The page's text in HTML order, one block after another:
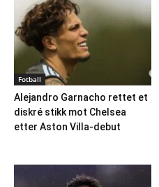
Fotball
Alejandro Garnacho rettet et
diskré stikk mot Chelsea
etter Aston Villa-debut